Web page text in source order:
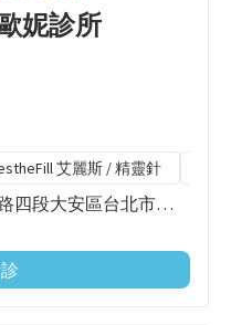
妮診所
艾麗斯 / 精靈針
12樓, No. 126-24號忠孝東路四段大安區台北市台灣 10690